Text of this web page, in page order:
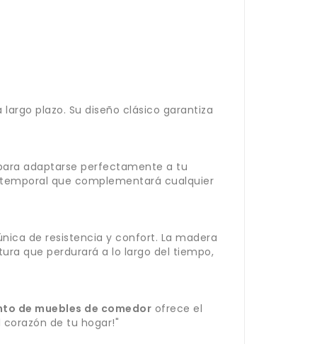
plazo. Su diseño clásico garantiza
adaptarse perfectamente a tu
que complementará cualquier
de resistencia y confort. La madera
que perdurará a lo largo del tiempo,
de muebles de comedor ofrece el
de tu hogar!"